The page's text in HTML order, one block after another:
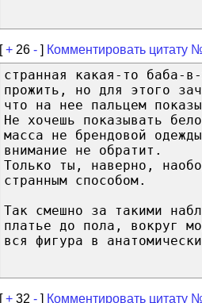
[+ 26 - ] Комментировать цитату
странная какая-то баба-
прожить, но для этого
что на нее пальцем
Не хочешь показывать
масса не брендовой
внимание не обратит.
Только ты, наверно,
странным способом.
Так смешно за такими
платье до пола, вокруг
вся фигура в
[+ 32 - ] Комментировать цитату